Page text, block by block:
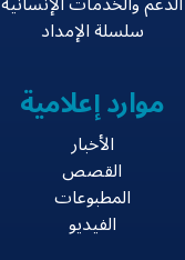
سلسلة الإمداد
موارد إعلامية
الأخبار
القصص
المطبوعات
الفيديو